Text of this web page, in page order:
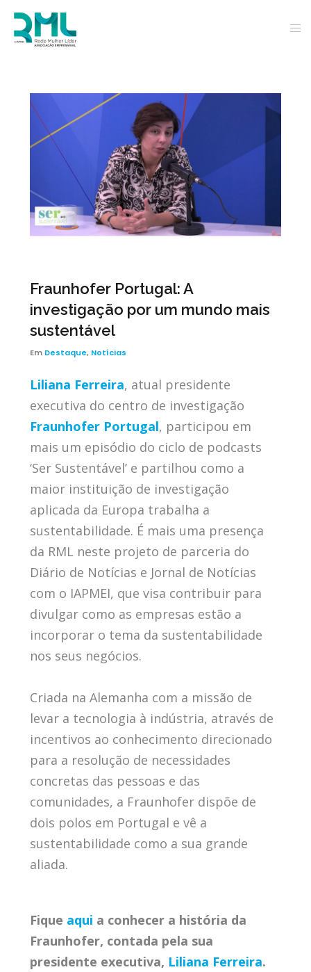
Fraunhofer Portugal: A
investigação por um mundo mais
sustentável
Em Destaque, Notícias
Liliana Ferreira, atual presidente
executiva do centro de investigação
Fraunhofer Portugal, participou em
mais um episódio do ciclo de podcasts
‘Ser Sustentável’ e partilhou como a
maior instituição de investigação
aplicada da Europa trabalha a
sustentabilidade. É mais uma presença
da RML neste projeto de parceria do
Diário de Notícias e Jornal de Notícias
com o IAPMEI, que visa contribuir para
divulgar como as empresas estão a
incorporar o tema da sustentabilidade
nos seus negócios.
Criada na Alemanha com a missão de
levar a tecnologia à indústria, através de
incentivos ao conhecimento direcionado
para a resolução de necessidades
concretas das pessoas e das
comunidades, a Fraunhofer dispõe de
dois polos em Portugal e vê a
sustentabilidade como a sua grande
aliada.
Fique aqui a conhecer a história da
Fraunhofer, contada pela sua
presidente executiva, Liliana Ferreira.